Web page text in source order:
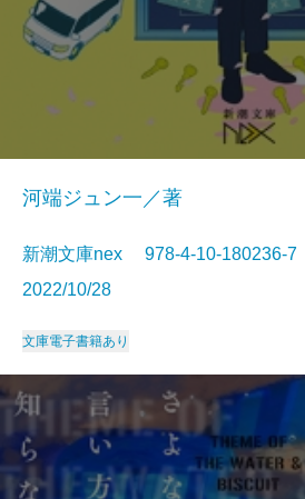
河端ジュン一／著
新潮文庫nex 978-4-10-
2022/10/28
文庫電子書籍あり